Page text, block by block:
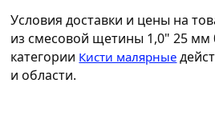
Условия доставки и цены на
из смесовой щетины 1,0" 25 мм
категории Кисти малярные
и области.